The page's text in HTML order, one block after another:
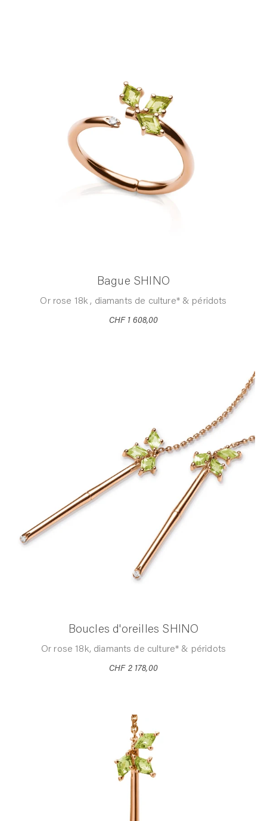
Bague SHINO
Or rose 18k , diamants de culture* & péridots
CHF 1 608,00
Boucles d'oreilles SHINO
Or rose 18k, diamants de culture* & péridots
CHF 2 178,00